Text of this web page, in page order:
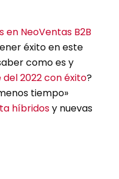
en NeoVentas B2B
éxito en este
como es y
2022 con éxito?
tiempo»
híbridosy nuevas